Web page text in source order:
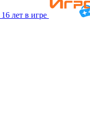
16 лет в игре